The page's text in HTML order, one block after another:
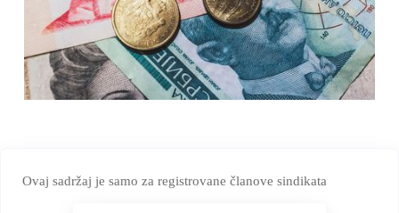
Ovaj sadržaj je samo za registrovane članove sindikata